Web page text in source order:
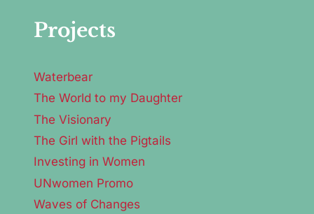
Projects
Waterbear
The World to my Daughter
The Visionary
The Girl with the Pigtails
Investing in Women
UNwomen Promo
Waves of Changes